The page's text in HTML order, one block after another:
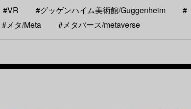
#VR #グッゲンハイム美術館/Guggenheim
#
#メタ/Meta #メタバース/metaverse